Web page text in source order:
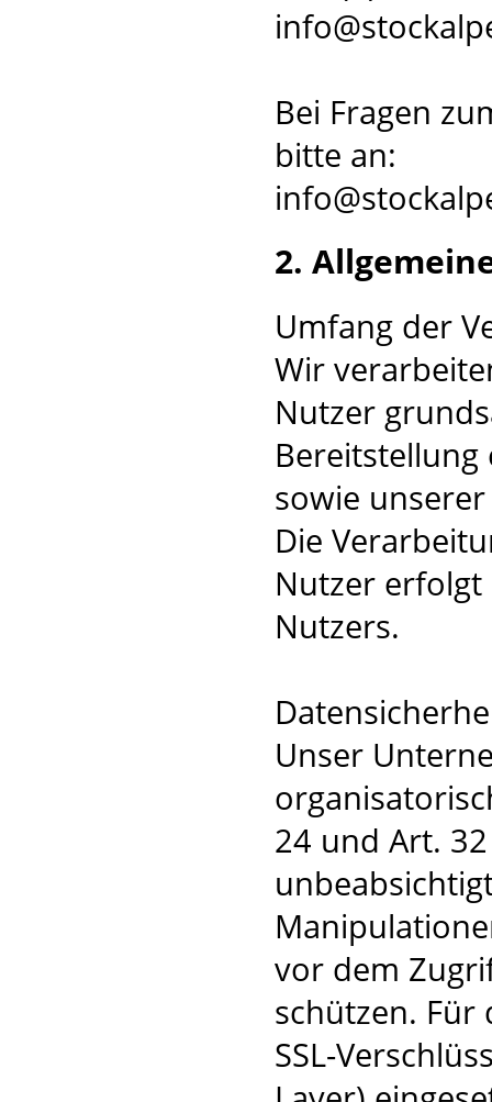
Bei Fragen
bitte an:
2.
Umfang der
Wir
Nutzer
sowie
Die
Nutzer erfolgt
Nutzers.
Unser
24 und Art.
vor dem
schützen.
SSL-